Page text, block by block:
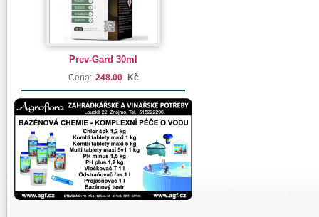
Prev-Gard 30ml
Cena: 248.00 Kč